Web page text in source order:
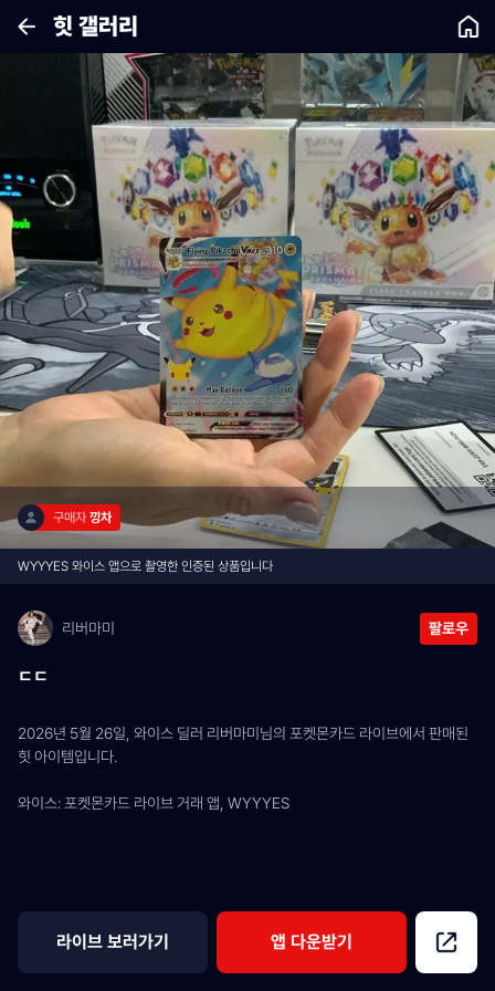
힛 갤러리
구매자 낑차
WYYYES 와이스 앱으로 촬영한 인증된 상품입니다
리버마미 팔로우
ㄷㄷ
2026년 5월 26일, 와이스 딜러 리버마미님의 포켓몬카드 라이브에서 판매된
힛 아이템입니다.
와이스: 포켓몬카드 라이브 거래 앱, WYYYES
라이브 보러가기 앱 다운받기